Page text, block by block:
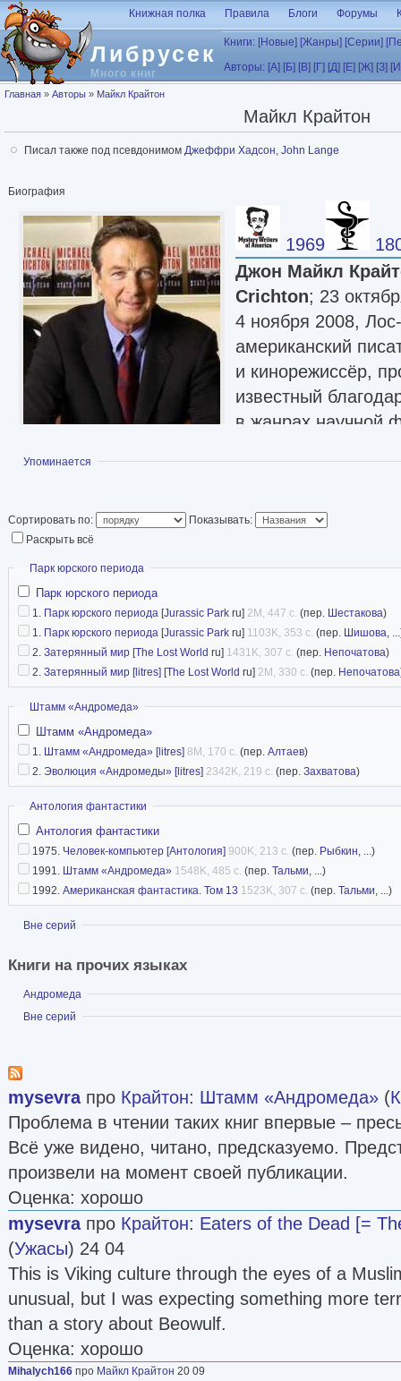
Перейти к основному содержанию
Либрусек
Много книг
Книжная полка Правила Блоги Форумы
Книги: [Новые] [Жанры] [Серии]
Авторы: [А] [Б] [В] [Г] [Д] [Е] [Ж] [З]
Вы здесь
Главная » Авторы » Майкл Крайтон
Майкл Крайтон
Писал также под псевдонимом Джеффри Хадсон, John Lange
Биография
1969
Джон Майкл
Crichton; 23
4 ноября 2008,
американский
и кинорежиссёр,
известный
в жанрах научной
единственным человеком, чьи произведения
номером один на телевидении («Скорая
(«Парк Юрского периода») и в
(«Разоблачение»).
Статья в Википедии
библиография (Фантлаб)
Показать
Упоминается
Сортировать по:
Показывать:
Раскрыть всё
Скрыть
Парк юрского периода
Парк юрского периода
1. Парк юрского периода [Jurassic Park ru] 2M, 447 с. (пер. Шестакова)
1. Парк юрского периода [Jurassic Park ru] 1103K, 353 с. (пер. Шишова,
2. Затерянный мир [The Lost World ru] 1431K, 307 с. (пер. Непочатова)
2. Затерянный мир [litres] [The Lost World ru] 2M, 330 с. (пер. Непочатова
Скрыть
Штамм «Андромеда»
Штамм «Андромеда»
1. Штамм «Андромеда» [litres] 8M, 170 с. (пер. Алтаев)
2. Эволюция «Андромеды» [litres] 2342K, 219 с. (пер. Захватова)
Скрыть
Антология фантастики
Антология фантастики
1975. Человек-компьютер [Антология] 900K, 213 с. (пер. Рыбкин, ...)
1991. Штамм «Андромеда» 1548K, 485 с. (пер. Тальми, ...)
1992. Американская фантастика. Том 13 1523K, 307 с. (пер. Тальми, ...)
Показать
Вне серий
Книги на прочих языках
Показать
Андромеда
Показать
Вне серий
mysevraпро Крайтон: Штамм «Андромеда» (
Проблема в чтении таких книг впервые –
Всё уже видено, читано, предсказуемо.
произвели на момент своей публикации.
Оценка: хорошо
mysevraпро Крайтон: Eaters of the Dead [=
(Ужасы) 24 04
This is Viking culture through the eyes of a
unusual, but I was expecting something more
than a story about Beowulf.
Оценка: хорошо
Mihalych166 про Майкл Крайтон 20 09